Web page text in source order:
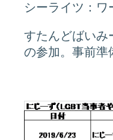
シーライツ：
すたんどばいみ
の参加。事前準